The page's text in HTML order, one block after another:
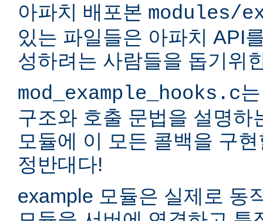
아파치 배포본 modules/
있는 파일들은 아파치 API
성하려는 사람들을 돕기위
mod_example_hooks.c
구조와 호출 문법을 설명하
모듈에 이 모든 콜백을 구
정반대다!
example 모듈은 실제로 동